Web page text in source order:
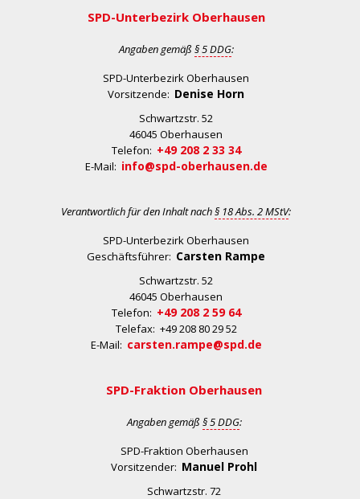
SPD-Unterbezirk Oberhausen
Angaben gemäß § 5 DDG:
SPD-Unterbezirk Oberhausen
Vorsitzende: Denise Horn
Schwartzstr. 52
46045 Oberhausen
Telefon: +49 208 2 33 34
E-Mail: info@spd-oberhausen.de
Verantwortlich für den Inhalt nach§ 18 Abs. 2 MStV:
SPD-Unterbezirk Oberhausen
Geschäftsführer: Carsten Rampe
Schwartzstr. 52
46045 Oberhausen
Telefon: +49 208 2 59 64
Telefax: +49 208 80 29 52
E-Mail: carsten.rampe@spd.de
SPD-Fraktion Oberhausen
Angaben gemäß § 5 DDG:
SPD-Fraktion Oberhausen
Vorsitzender: Manuel Prohl
Schwartzstr. 72